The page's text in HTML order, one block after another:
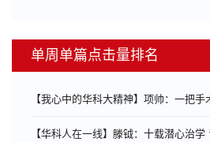
单周单篇点击量排名
【我心中的华科大精神】项帅：一把
【华科人在一线】滕钺：十载潜心治